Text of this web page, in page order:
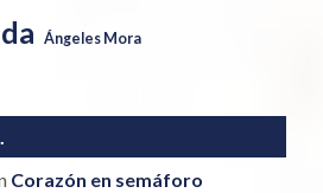
Ángeles Mora
Corazón en semáforo